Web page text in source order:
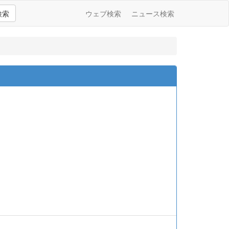
索 ウェブ検索 ニュース検索